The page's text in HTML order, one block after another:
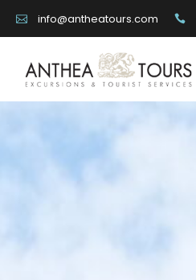
info@antheatours.com